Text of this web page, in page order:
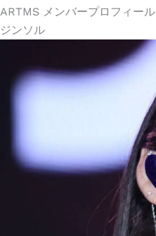
ARTMS メンバープロフィール
ジンソル